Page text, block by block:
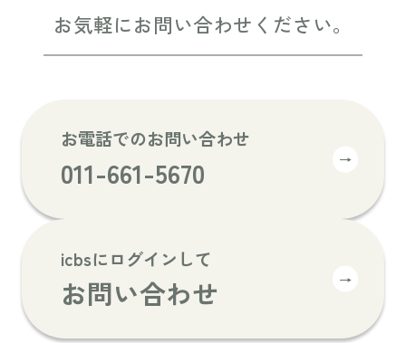
お気軽にお問い合わせください。
お電話でのお問い合わせ
011-661-5670 →
icbsにログインして
お問い合わせ →